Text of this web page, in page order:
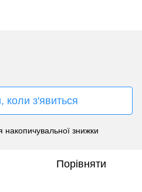
коли з'явиться
накопичувальної знижки
Порівняти